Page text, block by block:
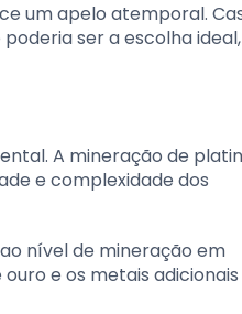
um apelo atemporal.
ser a escolha ideal,
A mineração de
e complexidade dos
nível de mineração em
e os metais adicionais